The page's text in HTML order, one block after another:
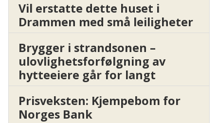
Vil erstatte dette huset i
Drammen med små leiligheter
Brygger i strandsonen –
ulovlighetsforfølgning av
hytteeiere går for langt
Prisveksten: Kjempebom for
Norges Bank